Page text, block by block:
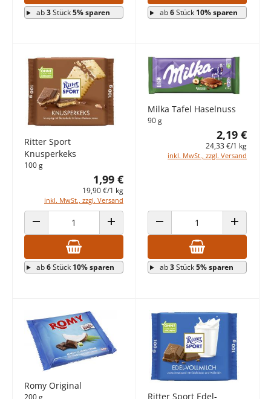
ab3Stück5% sparen ab6Stück 10% sparen
Ritter Sport
Knusperkeks
100 g
1,99 €
19,90 €/1 kg
inkl. MwSt., zzgl. Versand
ANZAHL VERRINGERN ANZAHL ERHÖHEN
ab6Stück 10% sparen
Milka Tafel Haselnuss
90 g
2,19 €
24,33 €/1 kg
inkl. MwSt., zzgl. Versand
ANZAHL VERRINGERN ANZAHL
ab3Stück5% sparen
Romy Original
200 g
Ritter Sport Edel-